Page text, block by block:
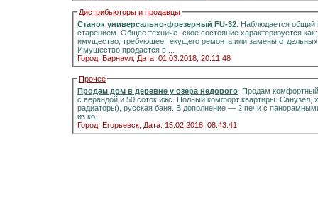
Дистрибьюторы и продавцы
Станок универсально-фрезерный FU-32 . Наблюдается
старением. Общее техниче- ское состояние характеризуется
имущество, требующее текущего ремонта или замены
Имущество продается в ...
Город: Барнаул; Дата: 01.03.2018, 20:11:48
Прочее
Продам дом в деревне у озера недорого . Продам комфортный
с верандой и 50 соток ижс. Полный комфорт квартиры. Санузел, холодная и горячая вода,
радиаторы), русская баня. В дополнение — 2 печи с панорамными стёклами.Информация на портале домиклайт.Вода
из ко...
Город: Егорьевск; Дата: 15.02.2018, 08:43:41